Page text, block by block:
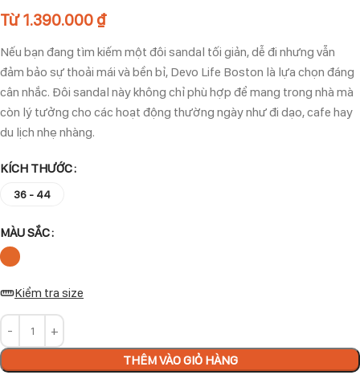
Từ1.390.000 ₫
Nếu bạn đang tìm kiếm một đôi sandal tối giản, dễ đi nhưng vẫn
đảm bảo sự thoải mái và bền bỉ, Devo Life Boston là lựa chọn đáng
cân nhắc. Đôi sandal này không chỉ phù hợp để mang trong nhà mà
còn lý tưởng cho các hoạt động thường ngày như đi dạo, cafe hay
du lịch nhẹ nhàng.
KÍCH THƯỚC
36 - 44
MÀU SẮC
Kiểm tra size
THÊM VÀO GIỎ HÀNG